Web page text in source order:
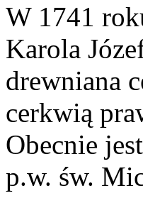
W 1741
Karola
drewniana
cerkwią
Obecnie
p.w. św.